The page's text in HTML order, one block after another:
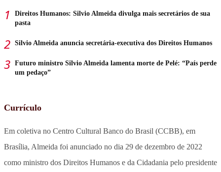
Direitos Humanos: Silvio Almeida divulga mais secretários de sua
pasta
Silvio Almeida anuncia secretária-executiva dos Direitos Humanos
Futuro ministro Silvio Almeida lamenta morte de Pelé: “País perde
um pedaço”
Currículo
Em coletiva no Centro Cultural Banco do Brasil (CCBB), em
Brasília, Almeida foi anunciado no dia 29 de dezembro de 2022
como ministro dos Direitos Humanos e da Cidadania pelo presidente